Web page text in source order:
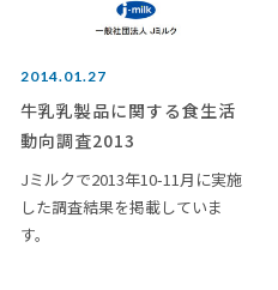
2014.01.27
牛乳乳製品に関する食生活
動向調査2013
Jミルクで2013年10-11月に実施
した調査結果を掲載していま
す。